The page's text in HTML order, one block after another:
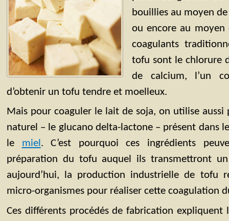
bouillies au moyen
ou encore au moyen
coagulants
tofu sont le chlorure
de calcium, l’un
d’obtenir un tofu tendre et moelleux.
Mais pour coaguler le lait de soja, on utilise aussi
naturel – le glucano delta-lactone – présent dans
le miel. C’est pourquoi ces ingrédients
préparation du tofu auquel ils transmettront
aujourd’hui, la production industrielle de tofu
micro-organismes pour réaliser cette coagulation
Ces différents procédés de fabrication expliquent